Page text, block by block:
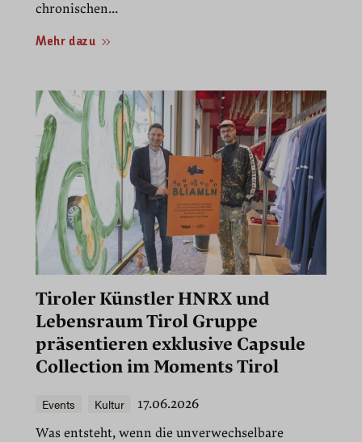
chronischen...
Mehr dazu
Tiroler Künstler HNRX und
Lebensraum Tirol Gruppe
präsentieren exklusive Capsule
Collection im Moments Tirol
Events Kultur
17.06.2026
Was entsteht, wenn die unverwechselbare